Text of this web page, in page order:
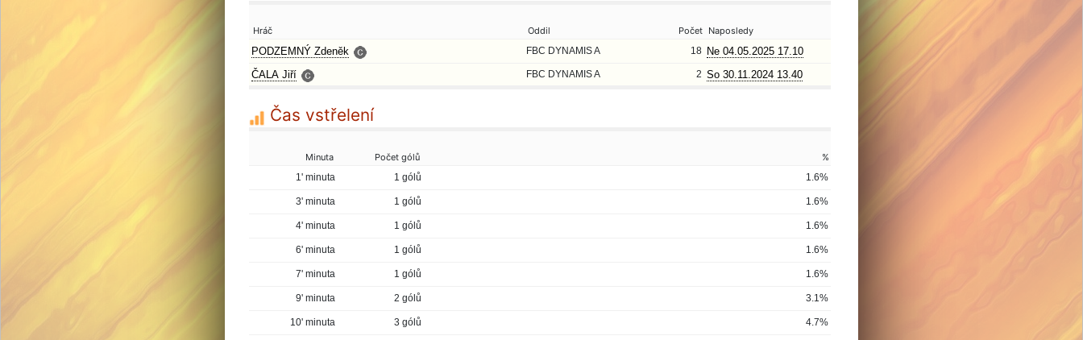
Hráč Oddil Počet Naposledy
PODZEMNÝ Zdeněk FBC DYNAMIS A 18 Ne 04.05.2025 17.10
ČALA Jiří
FBC DYNAMIS A 2 So 30.11.2024 13.40
Čas vstřelení
Minuta Počet gólů
%
1' minuta
1 gólů 1.6%
3' minuta 1 gólů 1.6%
4' minuta 1 gólů 1.6%
6' minuta 1 gólů 1.6%
7' minuta 1 gólů 1.6%
9' minuta 2 gólů 3.1%
10' minuta 3 gólů 4.7%